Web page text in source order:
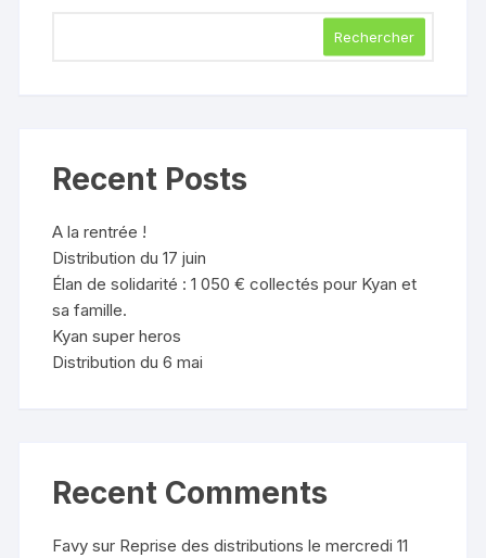
Rechercher
Recent Posts
A la rentrée !
Distribution du 17 juin
Élan de solidarité : 1 050 € collectés pour Kyan et
sa famille.
Kyan super heros
Distribution du 6 mai
Recent Comments
Favy sur Reprise des distributions le mercredi 11